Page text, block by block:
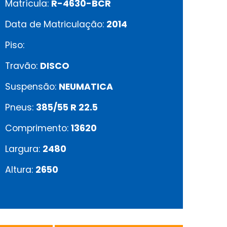
Matrícula: R-4630-BCR
Data de Matriculação: 2014
Piso:
Travão: DISCO
Suspensão: NEUMATICA
Pneus: 385/55 R 22.5
Comprimento: 13620
Largura: 2480
Altura: 2650